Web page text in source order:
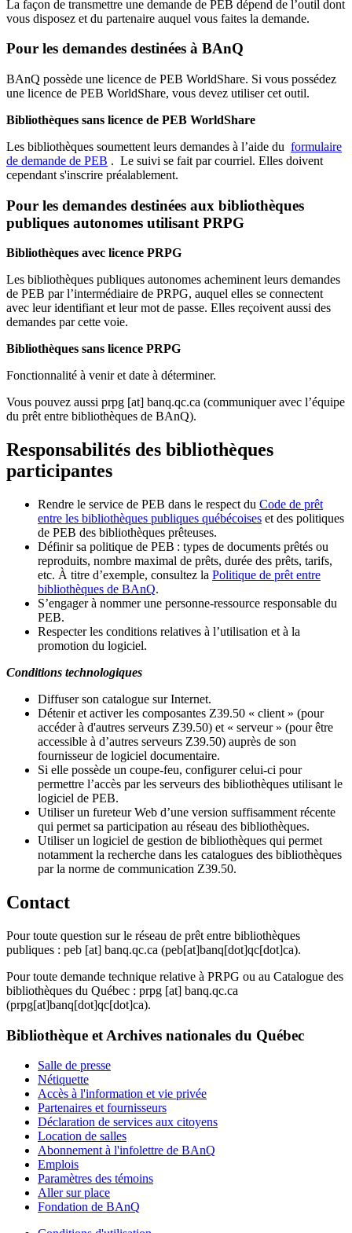
La façon de transmettre une demande de PEB dépend de l’outil dont
vous disposez et du partenaire auquel vous faites la demande.
Pour les demandes destinées à BAnQ
BAnQ possède une licence de PEB WorldShare. Si vous possédez
une licence de PEB WorldShare, vous devez utiliser cet outil.
Bibliothèques sans licence de PEB WorldShare
Les bibliothèques soumettent leurs demandes à l’aide du formulaire
de demande de PEB . Le suivi se fait par courriel. Elles doivent
cependant s'inscrire préalablement.
Pour les demandes destinées aux bibliothèques
publiques autonomes utilisant PRPG
Bibliothèques avec licence PRPG
Les bibliothèques publiques autonomes acheminent leurs demandes
de PEB par l’intermédiaire de PRPG, auquel elles se connectent
avec leur identifiant et leur mot de passe. Elles reçoivent aussi des
demandes par cette voie.
Bibliothèques sans licence PRPG
Fonctionnalité à venir et date à déterminer.
Vous pouvez aussi prpg [at] banq.qc.ca (communiquer avec l’équipe
du prêt entre bibliothèques de BAnQ).
Responsabilités des bibliothèques
participantes
Rendre le service de PEB dans le respect du Code de prêt
entre les bibliothèques publiques québécoises et des politiques
de PEB des bibliothèques prêteuses.
Définir sa politique de PEB : types de documents prêtés ou
reproduits, nombre maximal de prêts, durée des prêts, tarifs,
etc. À titre d’exemple, consultez la Politique de prêt entre
bibliothèques de BAnQ.
S’engager à nommer une personne-ressource responsable du
PEB.
Respecter les conditions relatives à l’utilisation et à la
promotion du logiciel.
Conditions technologiques
Diffuser son catalogue sur Internet.
Détenir et activer les composantes Z39.50 « client » (pour
accéder à d'autres serveurs Z39.50) et « serveur » (pour être
accessible à d’autres serveurs Z39.50) auprès de son
fournisseur de logiciel documentaire.
Si elle possède un coupe-feu, configurer celui-ci pour
permettre l’accès par les serveurs des bibliothèques utilisant le
logiciel de PEB.
Utiliser un fureteur Web d’une version suffisamment récente
qui permet sa participation au réseau des bibliothèques.
Utiliser un logiciel de gestion de bibliothèques qui permet
notamment la recherche dans les catalogues des bibliothèques
par la norme de communication Z39.50.
Contact
Pour toute question sur le réseau de prêt entre bibliothèques
publiques : peb [at] banq.qc.ca (peb[at]banq[dot]qc[dot]ca).
Pour toute demande technique relative à PRPG ou au Catalogue des
bibliothèques du Québec : prpg [at] banq.qc.ca
(prpg[at]banq[dot]qc[dot]ca).
Bibliothèque et Archives nationales du Québec
Salle de presse
Nétiquette
Accès à l'information et vie privée
Partenaires et fournisseurs
Déclaration de services aux citoyens
Location de salles
Abonnement à l'infolettre de BAnQ
Emplois
Paramètres des témoins
Aller sur place
Fondation de BAnQ